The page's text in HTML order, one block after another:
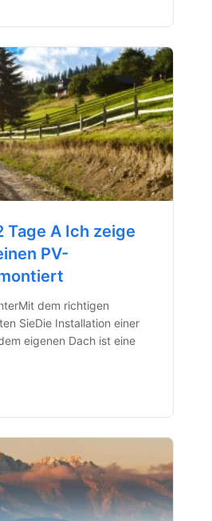
Tage A Ich zeige
PV-
dem richtigen
SieDie Installation einer
eigenen Dach ist eine